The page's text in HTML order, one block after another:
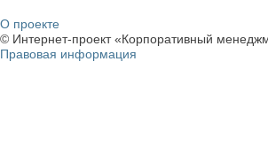
О проекте
© Интернет-проект «Корпоративный
Правовая информация